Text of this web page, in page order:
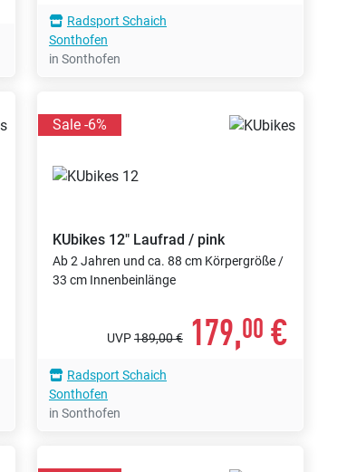
Radsport Schaich
Sonthofen
in Sonthofen
Sale -6%
KUbikes 12" Laufrad / pink
Ab 2 Jahren und ca. 88 cm Körpergröße /
33 cm Innenbeinlänge
UVP189,00 € 179,00 €
Radsport Schaich
Sonthofen
in Sonthofen